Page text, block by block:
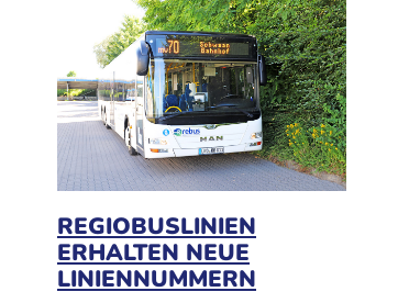
REGIOBUSLINIEN
ERHALTEN NEUE
LINIENNUMMERN